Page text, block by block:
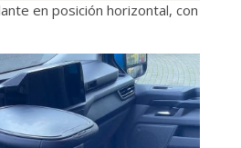
en posición horizontal, con